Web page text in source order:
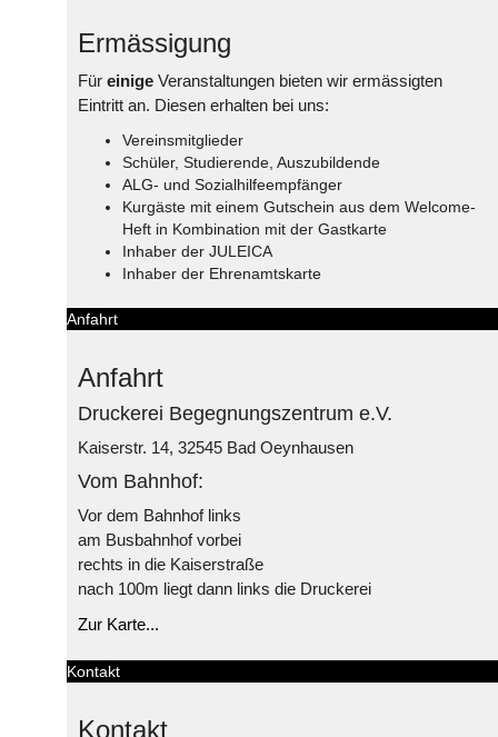
Ermässigung
Für einige Veranstaltungen bieten wir ermässigten
Eintritt an. Diesen erhalten bei uns:
Vereinsmitglieder
Schüler, Studierende, Auszubildende
ALG- und Sozialhilfeempfänger
Kurgäste mit einem Gutschein aus dem Welcome-
Heft in Kombination mit der Gastkarte
Inhaber der JULEICA
Inhaber der Ehrenamtskarte
Anfahrt
Anfahrt
Druckerei Begegnungszentrum e.V.
Kaiserstr. 14, 32545 Bad Oeynhausen
Vom Bahnhof:
Vor dem Bahnhof links
am Busbahnhof vorbei
rechts in die Kaiserstraße
nach 100m liegt dann links die Druckerei
Zur Karte...
Kontakt
Kontakt